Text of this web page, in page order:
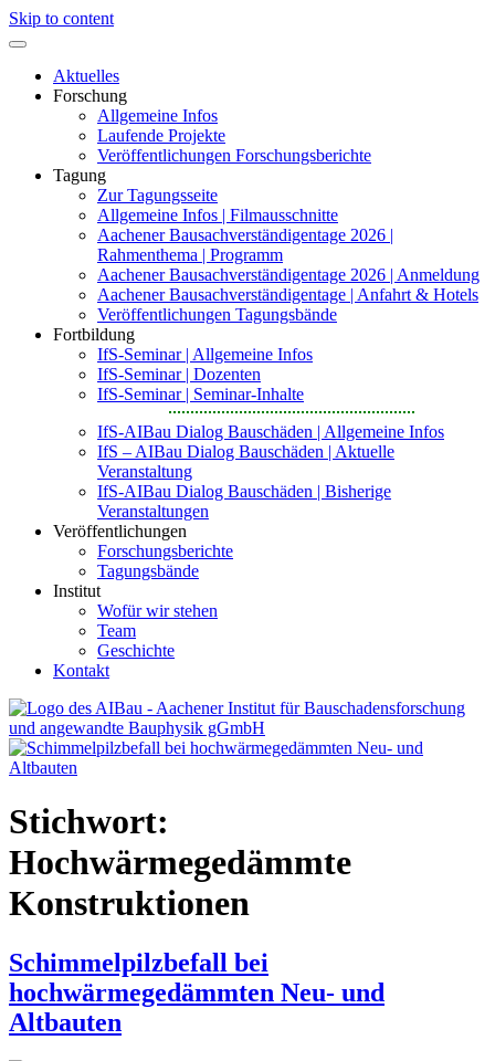
Skip to content
Aktuelles
Forschung
Allgemeine Infos
Laufende Projekte
Veröffentlichungen Forschungsberichte
Tagung
Zur Tagungsseite
Allgemeine Infos | Filmausschnitte
Aachener Bausachverständigentage 2026 |
Rahmenthema | Programm
Aachener Bausachverständigentage 2026 | Anmeldung
Aachener Bausachverständigentage | Anfahrt & Hotels
Veröffentlichungen Tagungsbände
Fortbildung
IfS-Seminar | Allgemeine Infos
IfS-Seminar | Dozenten
IfS-Seminar | Seminar-Inhalte
IfS-AIBau Dialog Bauschäden | Allgemeine Infos
IfS – AIBau Dialog Bauschäden | Aktuelle
Veranstaltung
IfS-AIBau Dialog Bauschäden | Bisherige
Veranstaltungen
Veröffentlichungen
Forschungsberichte
Tagungsbände
Institut
Wofür wir stehen
Team
Geschichte
Kontakt
AIBau – Aachener Institut für Bauschadensforschung und
Stichwort:
Hochwärmegedämmte
Konstruktionen
Schimmelpilzbefall bei
hochwärmegedämmten Neu- und
Altbauten